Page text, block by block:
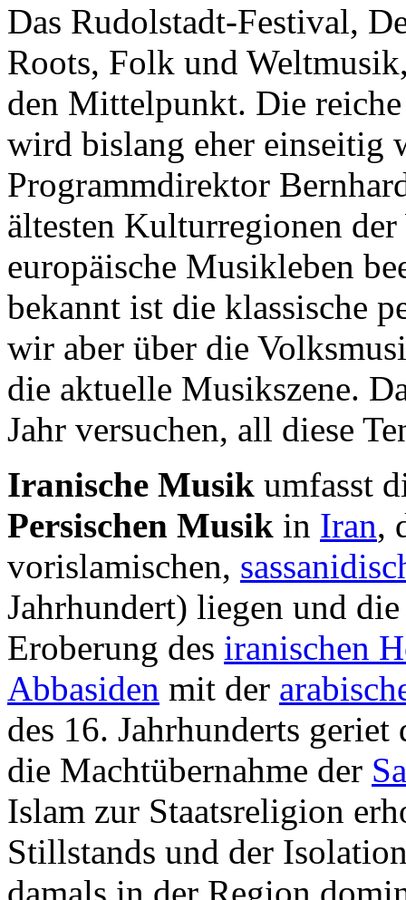
Das Rudolstadt-Festival,
Roots, Folk und
den Mittelpunkt. Die
wird bislang eher einseitig
Programmdirektor
ältesten Kulturregionen
europäische Musikleben
bekannt ist die klassische
wir aber über die
die aktuelle Musikszene.
Jahr versuchen, all diese
Iranische Musik umfasst
Persischen Musik in Iran,
vorislamischen,
Jahrhundert) liegen und
Eroberung des iranischen
Abbasiden mit der
des 16. Jahrhunderts
die Machtübernahme der
Islam zur Staatsreligion
Stillstands und der
damals in der Region